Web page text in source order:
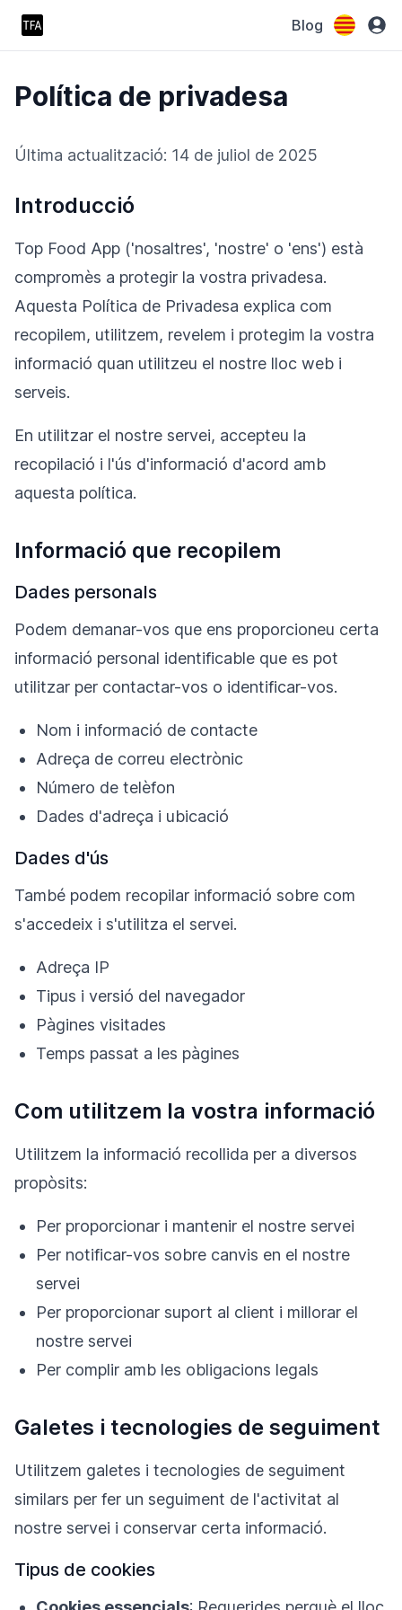
Blog
Política de privadesa
Última actualització: 14 de juliol de 2025
Introducció
Top Food App ('nosaltres', 'nostre' o 'ens') està
compromès a protegir la vostra privadesa.
Aquesta Política de Privadesa explica com
recopilem, utilitzem, revelem i protegim la vostra
informació quan utilitzeu el nostre lloc web i
serveis.
En utilitzar el nostre servei, accepteu la
recopilació i l'ús d'informació d'acord amb
aquesta política.
Informació que recopilem
Dades personals
Podem demanar-vos que ens proporcioneu certa
informació personal identificable que es pot
utilitzar per contactar-vos o identificar-vos.
Nom i informació de contacte
Adreça de correu electrònic
Número de telèfon
Dades d'adreça i ubicació
Dades d'ús
També podem recopilar informació sobre com
s'accedeix i s'utilitza el servei.
Adreça IP
Tipus i versió del navegador
Pàgines visitades
Temps passat a les pàgines
Com utilitzem la vostra informació
Utilitzem la informació recollida per a diversos
propòsits:
Per proporcionar i mantenir el nostre servei
Per notificar-vos sobre canvis en el nostre
servei
Per proporcionar suport al client i millorar el
nostre servei
Per complir amb les obligacions legals
Galetes i tecnologies de seguiment
Utilitzem galetes i tecnologies de seguiment
similars per fer un seguiment de l'activitat al
nostre servei i conservar certa informació.
Tipus de cookies